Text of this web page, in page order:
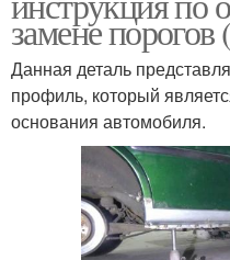
замене
Данная деталь
профиль, который
основания автомобиля.